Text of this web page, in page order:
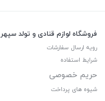
فروشگاه لوازم قنادی و تولد سپهر
رویه ارسال سفارشات
شرایط استفاده
حریم خصوصی
شیوه های پرداخت